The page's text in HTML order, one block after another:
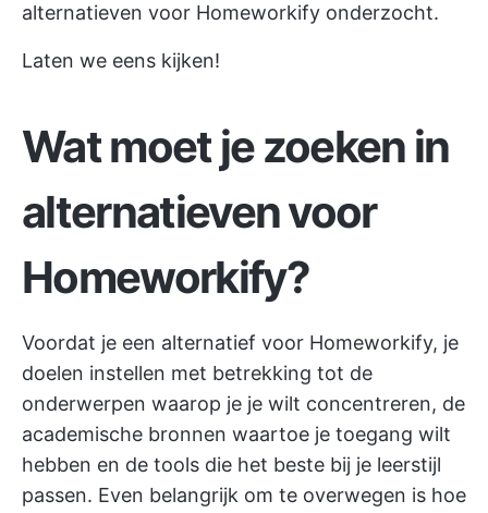
alternatieven voor Homeworkify onderzocht.
Laten we eens kijken!
Wat moet je zoeken in
alternatieven voor
Homeworkify?
Voordat je een alternatief voor Homeworkify, je
doelen instellen met betrekking tot de
onderwerpen waarop je je wilt concentreren, de
academische bronnen waartoe je toegang wilt
hebben en de tools die het beste bij je leerstijl
passen. Even belangrijk om te overwegen is hoe